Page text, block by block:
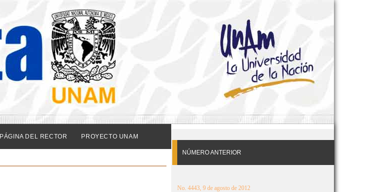
NÚMERO ANTERIOR
No. 4443, 9 de agosto de 2012
PÁGINA DEL RECTOR PROYECTO UNAM